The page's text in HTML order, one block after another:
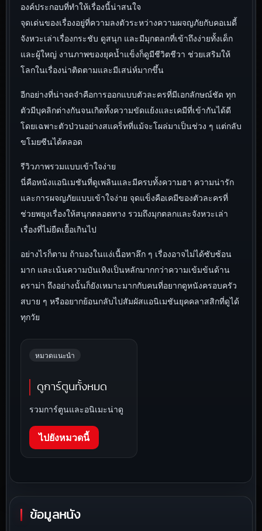
องค์ประกอบที่ทำให้เรื่องนี้น่าสนใจ
จุดเด่นของเรื่องอยู่ที่ความลงตัวระหว่างความผจญภัยกับคอเมดี้
จังหวะเล่าเรื่องกระชับ ดูสนุก และมีมุกตลกที่เข้าถึงง่ายทั้งเด็ก
และผู้ใหญ่ งานภาพของยุคน้ำแข็งก็ดูมีชีวิตชีวา ช่วยเสริมให้
โลกในเรื่องน่าติดตามและมีเสน่ห์มากขึ้น
อีกอย่างที่น่าจดจำคือการออกแบบตัวละครที่มีเอกลักษณ์ชัด ทุก
ตัวมีบุคลิกต่างกันจนเกิดทั้งความขัดแย้งและเคมีที่เข้ากันได้ดี
โดยเฉพาะตัวป่วนอย่างสแคร็ทที่แม้จะโผล่มาเป็นช่วง ๆ แต่กลับ
ขโมยซีนได้ตลอด
รีวิวภาพรวมแบบเข้าใจง่าย
นี่คือหนังแอนิเมชันที่ดูเพลินและมีครบทั้งความฮา ความน่ารัก
และการผจญภัยแบบเข้าใจง่าย จุดแข็งคือเคมีของตัวละครที่
ช่วยพยุงเรื่องให้สนุกตลอดทาง รวมถึงมุกตลกและจังหวะเล่า
เรื่องที่ไม่ยืดเยื้อเกินไป
อย่างไรก็ตาม ถ้ามองในแง่เนื้อหาลึก ๆ เรื่องอาจไม่ได้ซับซ้อน
มาก และเน้นความบันเทิงเป็นหลักมากกว่าความเข้มข้นด้าน
ดราม่า ถึงอย่างนั้นก็ยังเหมาะมากกับคนที่อยากดูหนังครอบครัว
สบาย ๆ หรืออยากย้อนกลับไปสัมผัสแอนิเมชันยุคคลาสสิกที่ดูได้
ทุกวัย
หมวดแนะนำ
ดูการ์ตูนทั้งหมด
รวมการ์ตูนและอนิเมะน่าดู
ไปยังหมวดนี้
ข้อมูลหนัง